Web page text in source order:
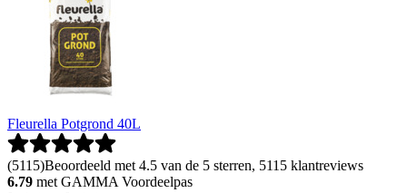
Fleurella Potgrond 40L
(5115)Beoordeeld met 4.5 van de 5 sterren, 5115 klantreviews
6.79 met GAMMA Voordeelpas